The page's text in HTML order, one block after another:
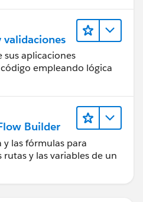
validaciones
sus aplicaciones
empleando lógica
Builder
y las fórmulas para
y las variables de un